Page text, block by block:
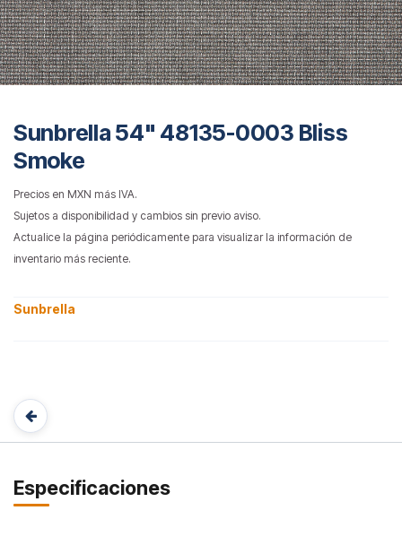
Sunbrella 54" 48135-0003 Bliss
Smoke
Precios en MXN más IVA.
Sujetos a disponibilidad y cambios sin previo aviso.
Actualice la página periódicamente para visualizar la información de
inventario más reciente.
Sunbrella
Especificaciones